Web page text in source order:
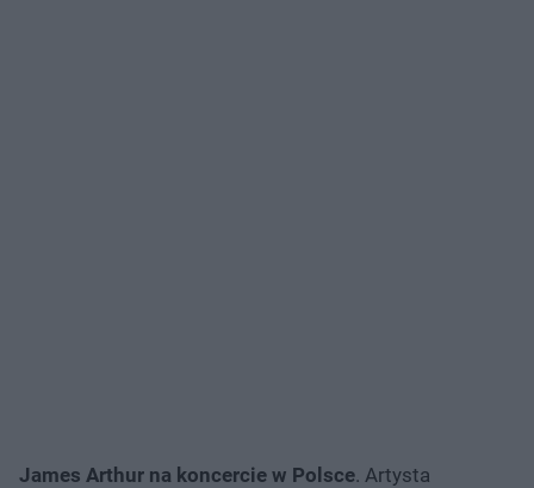
James Arthur na koncercie w Polsce. Artysta